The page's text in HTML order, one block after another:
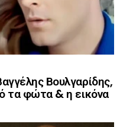
Βουλγαρίδης,
τα φώτα & η εικόνα